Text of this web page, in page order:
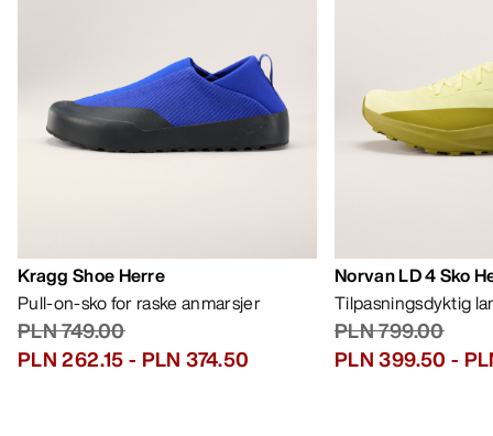
Kragg Shoe Herre
Pull-on-sko for raske anmarsjer
PLN 749.00
PLN 262.15- PLN 374.50
Norvan LD 4 Sko
Tilpasningsdyktig
PLN 799.00
PLN 399.50 -